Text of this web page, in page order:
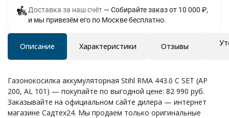
Доставка за наш счёт
Собирайте заказ от 10 000 ₽,
и мы привезём его по Москве бесплатно.
Описание Характеристики Отзывы
Газонокосилка аккумуляторная Stihl RМА 443.0 C SET (AP
200, AL 101) — покупайте по выгодной цене: 82 990 руб.
Заказывайте на официальном сайте дилера — интернет
магазине Садтех24. Мы продаем только оригинальные